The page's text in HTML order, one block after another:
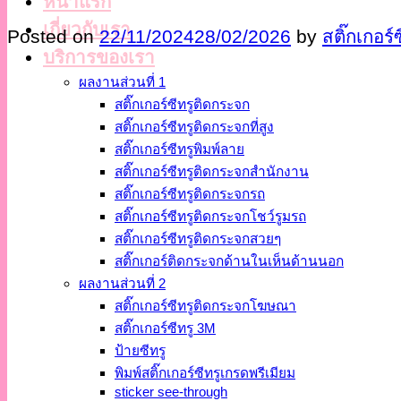
เกี่ยวกับเรา
บริการของเรา
ผลงานส่วนที่ 1
สติ๊กเกอร์ซีทรูติดกระจก
สติ๊กเกอร์ซีทรูติดกระจกที่สูง
สติ๊กเกอร์ซีทรูพิมพ์ลาย
สติ๊กเกอร์ซีทรูติดกระจกสำนักงาน
สติ๊กเกอร์ซีทรูติดกระจกรถ
สติ๊กเกอร์ซีทรูติดกระจกโชว์รูมรถ
สติ๊กเกอร์ซีทรูติดกระจกสวยๆ
สติ๊กเกอร์ติดกระจกด้านในเห็นด้านนอก
ผลงานส่วนที่ 2
สติ๊กเกอร์ซีทรูติดกระจกโฆษณา
สติ๊กเกอร์ซีทรู 3M
ป้ายซีทรู
พิมพ์สติ๊กเกอร์ซีทรูเกรดพรีเมียม
sticker see-through
Posted on22/11/202428/02/2026 by สติ๊กเกอ